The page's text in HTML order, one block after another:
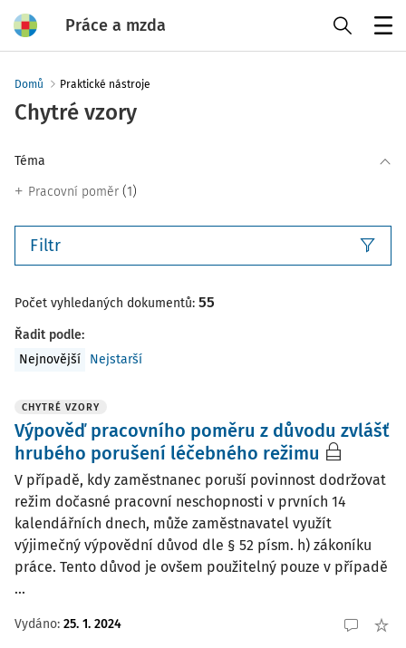
Práce a mzda
Domů Praktické nástroje
Chytré vzory
Téma
Pracovní poměr (1)
Filtr
Počet vyhledaných dokumentů: 55
Řadit podle:
Nejnovější
Nejstarší
CHYTRÉ VZORY
Výpověď pracovního poměru z důvodu zvlášť
hrubého porušení léčebného režimu
V případě, kdy zaměstnanec poruší povinnost dodržovat
režim dočasné pracovní neschopnosti v prvních 14
kalendářních dnech, může zaměstnavatel využít
výjimečný výpovědní důvod dle § 52 písm. h) zákoníku
práce. Tento důvod je ovšem použitelný pouze v případě
...
Vydáno: 25. 1. 2024